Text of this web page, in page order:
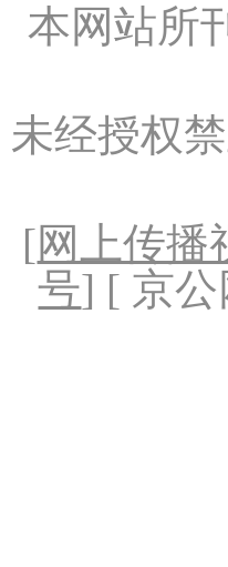
本网站所
未经授权
[网上传播
号] [ 京公